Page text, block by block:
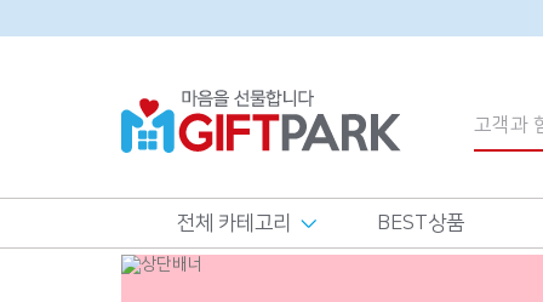
전체 카테고리 BEST상품